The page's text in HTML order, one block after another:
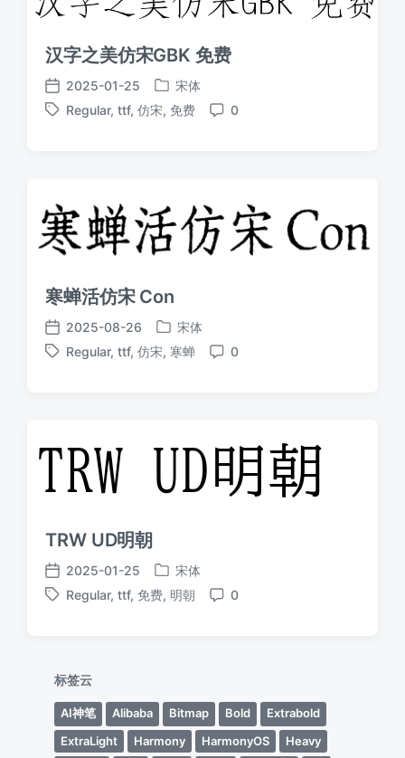
汉字之美仿宋GBK 免费
发
布
2025-01-25
发
布
宋体
标
Regular, ttf, 仿宋, 免费
评
0
寒蝉活仿宋 Con
发
布
2025-08-26
发
布
宋体
标
Regular, ttf, 仿宋, 寒蝉
评
0
TRW UD明朝
发
布
2025-01-25
发
布
宋体
标
Regular, ttf, 免费, 明朝
评
0
标签云
AI神笔 Alibaba Bitmap Bold
Extrabold
ExtraLight
Harmony HarmonyOS
Heavy